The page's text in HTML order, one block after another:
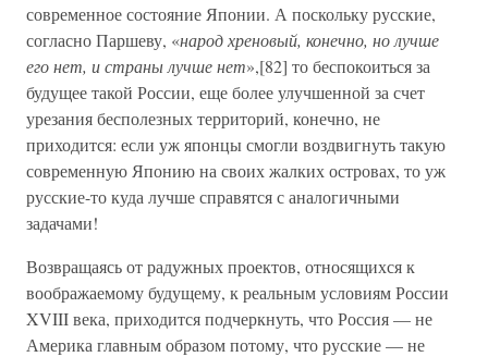
современное состояние Японии. А поскольку русские,
согласно Паршеву, «народ хреновый, конечно, но лучше
его нет, и страны лучше нет»,[82] то беспокоиться за
будущее такой России, еще более улучшенной за счет
урезания бесполезных территорий, конечно, не
приходится: если уж японцы смогли воздвигнуть такую
современную Японию на своих жалких островах, то уж
русские-то куда лучше справятся с аналогичными
задачами!
Возвращаясь от радужных проектов, относящихся к
воображаемому будущему, к реальным условиям России
XVIII века, приходится подчеркнуть, что Россия — не
Америка главным образом потому, что русские — не